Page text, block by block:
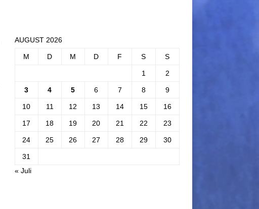
AUGUST 2026
M D M D F S S
1 2
3 4 5 6 7 8 9
10 11 12 13 14 15 16
17 18 19 20 21 22 23
24 25 26 27 28 29 30
31
« Juli